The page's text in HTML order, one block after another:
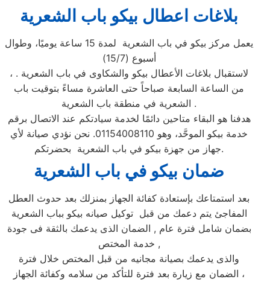
بلاغات اعطال بيكو باب الشعرية
يعمل مركز بيكو في باب الشعرية لمدة 15 ساعة يوميًا، وطوال
أسبوع (15/7)
، لاستقبال بلاغات الأعطال بيكو والشكاوى في باب الشعرية .
من الساعة السابعة صباحاً حتى العاشرة مساءً بتوقيت باب
الشعرية في منطقة باب الشعرية .
هدفنا هو البقاء متاحين دائمًا لخدمة سيادتكم عند الاتصال برقم
خدمة بيكو الموحَّد، وهو 01154008110. نحن نؤدي صيانة لأي
جهاز من جهزة بيكو في باب الشعرية بحضرتكم.
ضمان بيكو في باب الشعرية
بعد استمتاعك بإستعادة كفائة الجهاز بمنزلك بعد حدوث العطل
المفاجئ يتم دعمك من قبل توكيل صيانه بيكو بباب الشعرية
بضمان شامل فترة عام , الضمان الذى يدعمك بالثقة فى جودة
خدمة المختص ,
والذى يدعمك بصيانة مجانيه من قبل المختص خلال فترة
الضمان مع زيارة بعد فترة للتأكد من سلامه وكفائة الجهاز ،